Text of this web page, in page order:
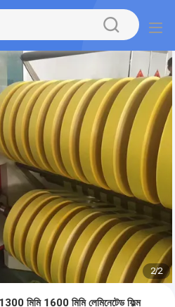
2/2
1300 মিমি 1600 মিমি লেমিনেটেড ফিল্ম